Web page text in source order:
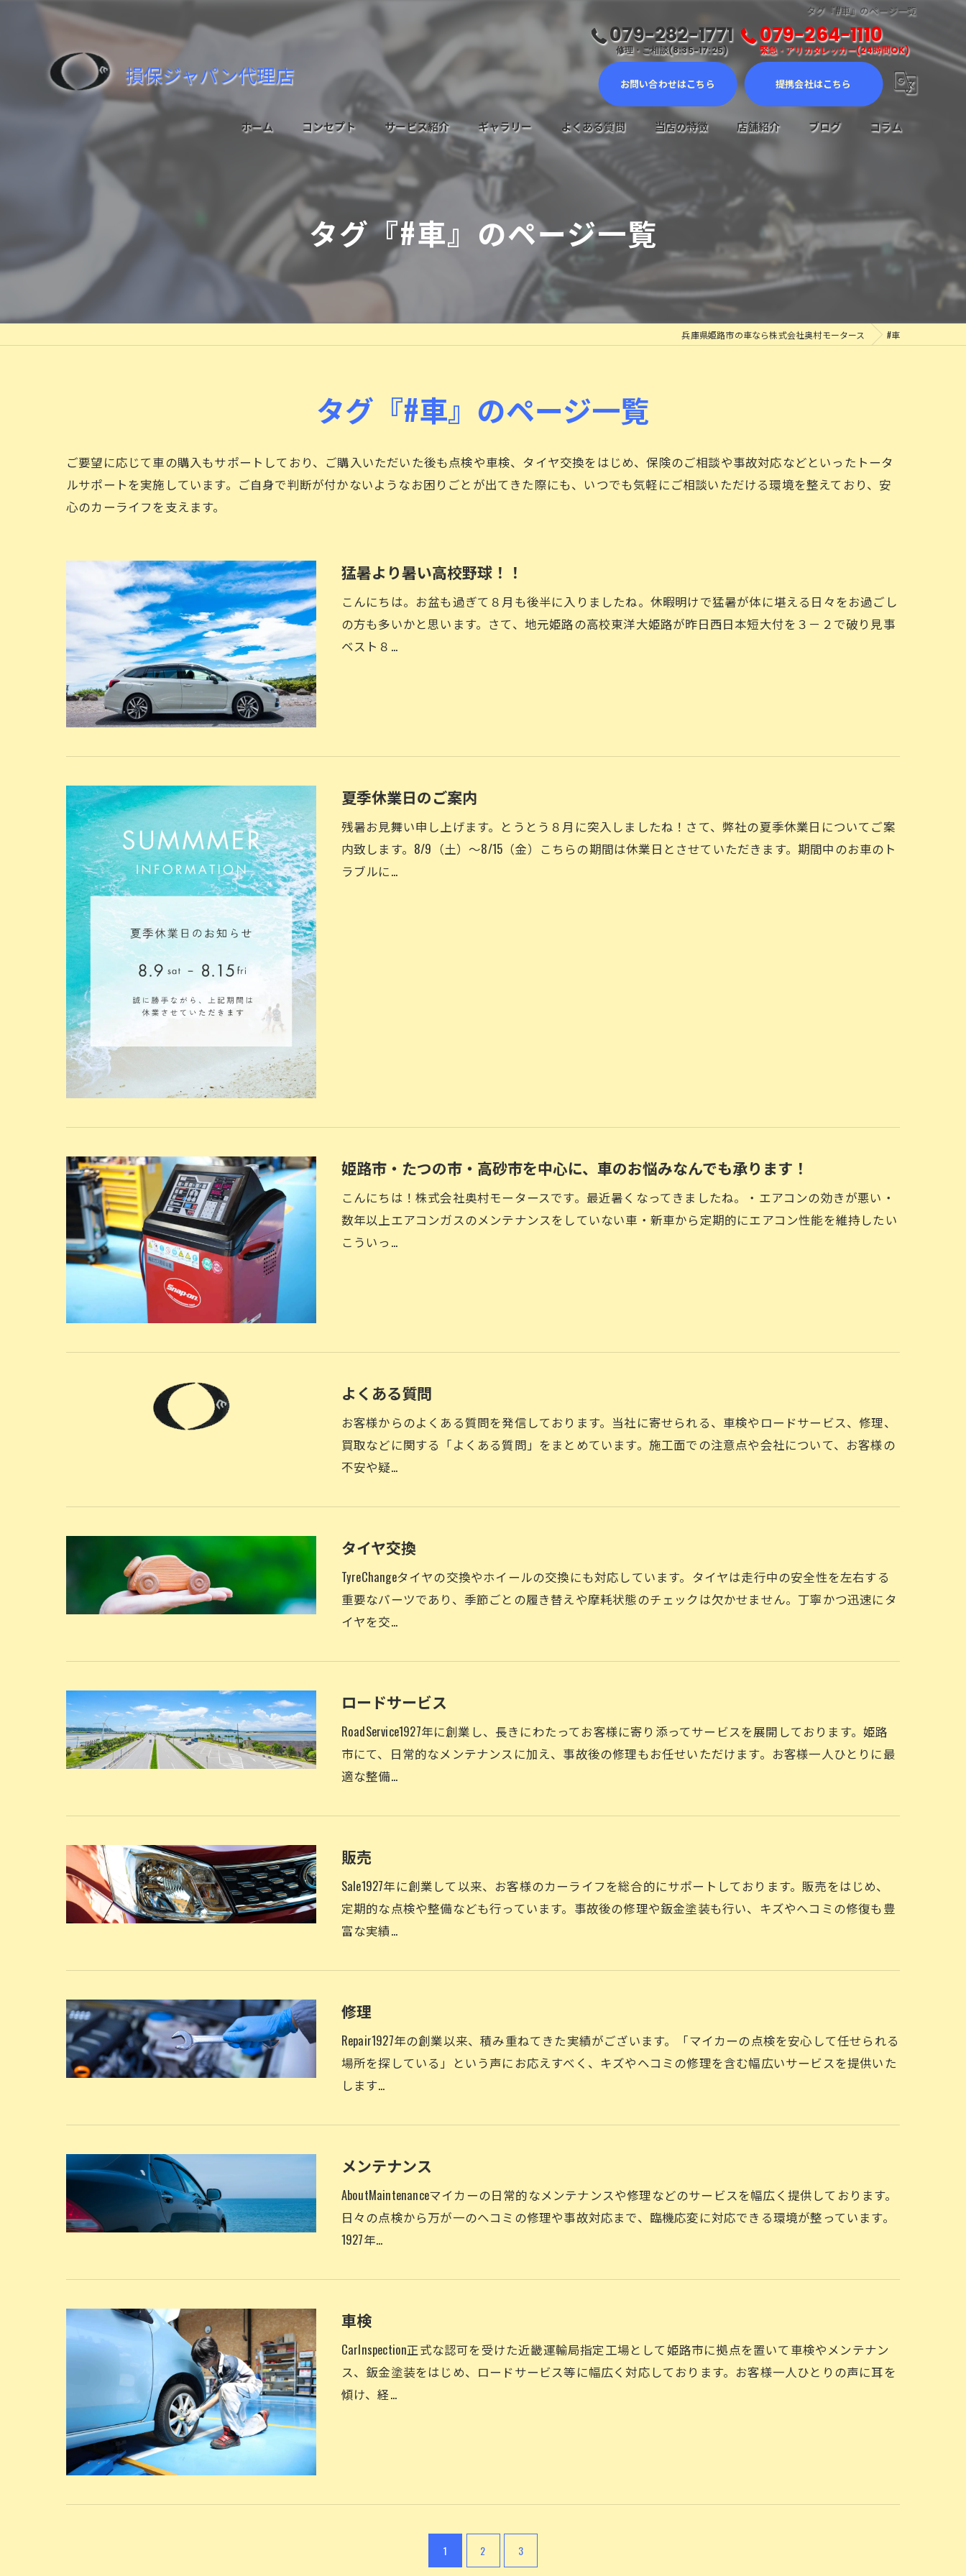
タグ『#車』のページ一覧
損保ジャパン代理店
079-282-1771
修理・ご相談(8:35-17:25)
079-264-1110
緊急・アリカタレッカー(24時間OK)
お問い合わせはこちら 提携会社はこちら
ホーム コンセプト サービス紹介
車検サービス
メンテナンスについて
鈑金塗装・キズヘコミ修理
新車・中古車販売
ロードサービスについて
ギャラリー よくある質問 当店の特徴
メンテナンス
修理
ロードサービス
店舗紹介 ブログ コラム
タグ『#車』のページ一覧
兵庫県姫路市の車なら株式会社奥村モータース #車
タグ『#車』のページ一覧
ご要望に応じて車の購入もサポートしており、ご購入いただいた後も点検や車検、タイヤ交換をはじめ、保険のご相談や事故対応などといったトータ
ルサポートを実施しています。ご自身で判断が付かないようなお困りごとが出てきた際にも、いつでも気軽にご相談いただける環境を整えており、安
心のカーライフを支えます。
猛暑より暑い高校野球！！
こんにちは。お盆も過ぎて８月も後半に入りましたね。休暇明けで猛暑が体に堪える日々をお過ごし
の方も多いかと思います。さて、地元姫路の高校東洋大姫路が昨日西日本短大付を３－２で破り見事
ベスト８…
夏季休業日のご案内
残暑お見舞い申し上げます。とうとう８月に突入しましたね！さて、弊社の夏季休業日についてご案
内致します。8/9（土）～8/15（金）こちらの期間は休業日とさせていただきます。期間中のお車のト
ラブルに…
姫路市・たつの市・高砂市を中心に、車のお悩みなんでも承ります！
こんにちは！株式会社奥村モータースです。最近暑くなってきましたね。・エアコンの効きが悪い・
数年以上エアコンガスのメンテナンスをしていない車・新車から定期的にエアコン性能を維持したい
こういっ…
よくある質問
お客様からのよくある質問を発信しております。当社に寄せられる、車検やロードサービス、修理、
買取などに関する「よくある質問」をまとめています。施工面での注意点や会社について、お客様の
不安や疑…
タイヤ交換
TyreChangeタイヤの交換やホイールの交換にも対応しています。タイヤは走行中の安全性を左右する
重要なパーツであり、季節ごとの履き替えや摩耗状態のチェックは欠かせません。丁寧かつ迅速にタ
イヤを交…
ロードサービス
RoadService1927年に創業し、長きにわたってお客様に寄り添ってサービスを展開しております。姫路
市にて、日常的なメンテナンスに加え、事故後の修理もお任せいただけます。お客様一人ひとりに最
適な整備…
販売
Sale1927年に創業して以来、お客様のカーライフを総合的にサポートしております。販売をはじめ、
定期的な点検や整備なども行っています。事故後の修理や鈑金塗装も行い、キズやヘコミの修復も豊
富な実績…
修理
Repair1927年の創業以来、積み重ねてきた実績がございます。「マイカーの点検を安心して任せられる
場所を探している」という声にお応えすべく、キズやヘコミの修理を含む幅広いサービスを提供いた
します…
メンテナンス
AboutMaintenanceマイカーの日常的なメンテナンスや修理などのサービスを幅広く提供しております。
日々の点検から万が一のヘコミの修理や事故対応まで、臨機応変に対応できる環境が整っています。
1927年…
車検
CarInspection正式な認可を受けた近畿運輸局指定工場として姫路市に拠点を置いて車検やメンテナン
ス、鈑金塗装をはじめ、ロードサービス等に幅広く対応しております。お客様一人ひとりの声に耳を
傾け、経…
1 2 3